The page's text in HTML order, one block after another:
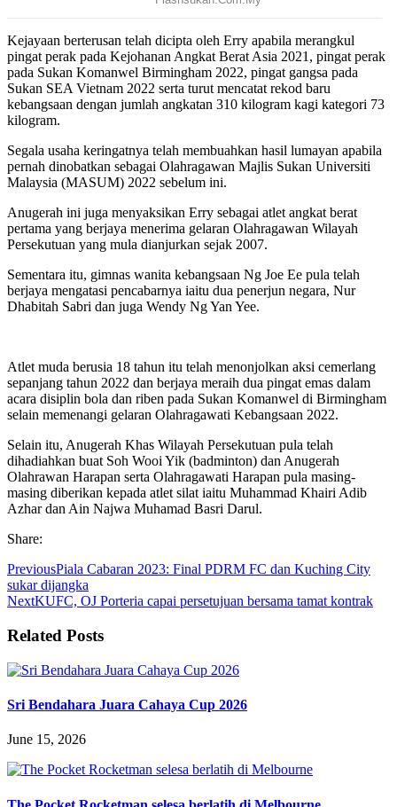
Kejayaan berterusan telah dicipta oleh Erry apabila merangkul
pingat perak pada Kejohanan Angkat Berat Asia 2021, pingat perak
pada Sukan Komanwel Birmingham 2022, pingat gangsa pada
Sukan SEA Vietnam 2022 serta turut mencatat rekod baru
kebangsaan dengan jumlah angkatan 310 kilogram kagi kategori 73
kilogram.
Segala usaha keringatnya telah membuahkan hasil lumayan apabila
pernah dinobatkan sebagai Olahragawan Majlis Sukan Universiti
Malaysia (MASUM) 2022 sebelum ini.
Anugerah ini juga menyaksikan Erry sebagai atlet angkat berat
pertama yang berjaya menerima gelaran Olahragawan Wilayah
Persekutuan yang mula dianjurkan sejak 2007.
Sementara itu, gimnas wanita kebangsaan Ng Joe Ee pula telah
berjaya mengatasi pencabarnya iaitu dua penerjun negara, Nur
Dhabitah Sabri dan juga Wendy Ng Yan Yee.
Atlet muda berusia 18 tahun itu telah menonjolkan aksi cemerlang
sepanjang tahun 2022 dan berjaya meraih dua pingat emas dalam
acara disiplin bola dan riben pada Sukan Komanwel di Birmingham
selain memenangi gelaran Olahragawati Kebangsaan 2022.
Selain itu, Anugerah Khas Wilayah Persekutuan pula telah
dihadiahkan buat Soh Wooi Yik (badminton) dan Anugerah
Olahrawan Harapan serta Olahragawati Harapan pula masing-
masing diberikan kepada atlet silat iaitu Muhammad Khairi Adib
Azhar dan Ain Najwa Muhamad Basri Darul.
Share:
PreviousPiala Cabaran 2023: Final PDRM FC dan Kuching City
sukar dijangka
NextKUFC, OJ Porteria capai persetujuan bersama tamat kontrak
Related Posts
Sri Bendahara Juara Cahaya Cup 2026
June 15, 2026